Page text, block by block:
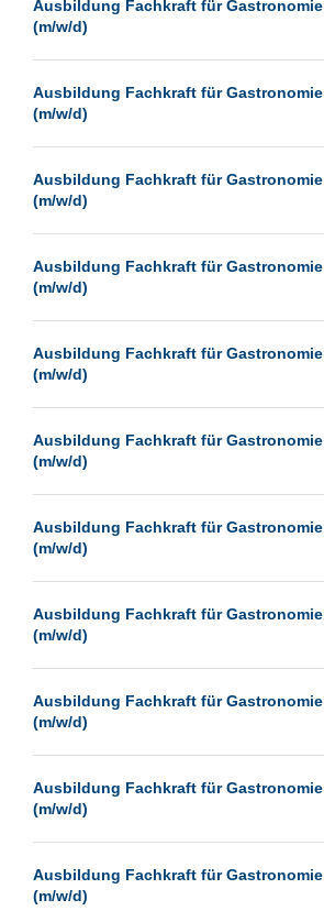
Neubrandenburg
Neumünster
Passau
Pforzheim
Siegburg
Siegen
Viernheim
Wetzlar
Wust/Brandenburg
Ausbildung Fachkraft für Gastronomie
(m/w/d)
Ausbildung Fachkraft für Gastronomie
(m/w/d)
Ausbildung Fachkraft für Gastronomie
(m/w/d)
Ausbildung Fachkraft für Gastronomie
(m/w/d)
Ausbildung Fachkraft für Gastronomie
(m/w/d)
Ausbildung Fachkraft für Gastronomie
(m/w/d)
Ausbildung Fachkraft für Gastronomie
(m/w/d)
Ausbildung Fachkraft für Gastronomie
(m/w/d)
Ausbildung Fachkraft für Gastronomie
(m/w/d)
Ausbildung Fachkraft für Gastronomie
(m/w/d)
Ausbildung Fachkraft für Gastronomie
(m/w/d)